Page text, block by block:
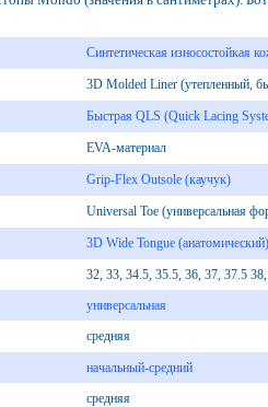
Синтетическая износостойкая
3D Molded Liner (утепленный,
Быстрая QLS (Quick Lacing
EVA-материал
Grip-Flex Outsole (каучук)
Universal Toe (универсальная
3D Wide Tongue (анатомический)
32, 33, 34.5, 35.5, 36, 37, 37.5
универсальная
средняя
начальный-средний
средняя